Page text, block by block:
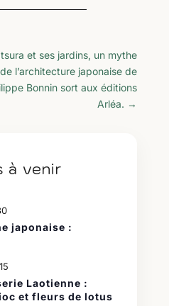
et ses jardins, un mythe
de l’architecture japonaise de
Bonnin sort aux éditions
Arléa. →
à venir
japonaise :
Laotienne :
et fleurs de lotus